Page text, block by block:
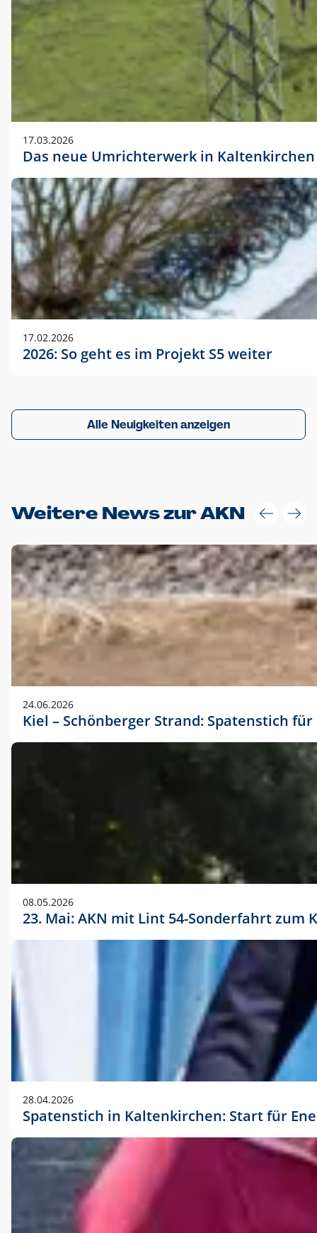
17.03.2026
Das neue Umrichterwerk in Kaltenkirchen
17.02.2026
2026: So geht es im Projekt S5 weiter
Alle Neuigkeiten anzeigen
Weitere News zur AKN
24.06.2026
Kiel – Schönberger Strand: Spatenstich
08.05.2026
23. Mai: AKN mit Lint 54-Sonderfahrt
28.04.2026
Spatenstich in Kaltenkirchen: Start für